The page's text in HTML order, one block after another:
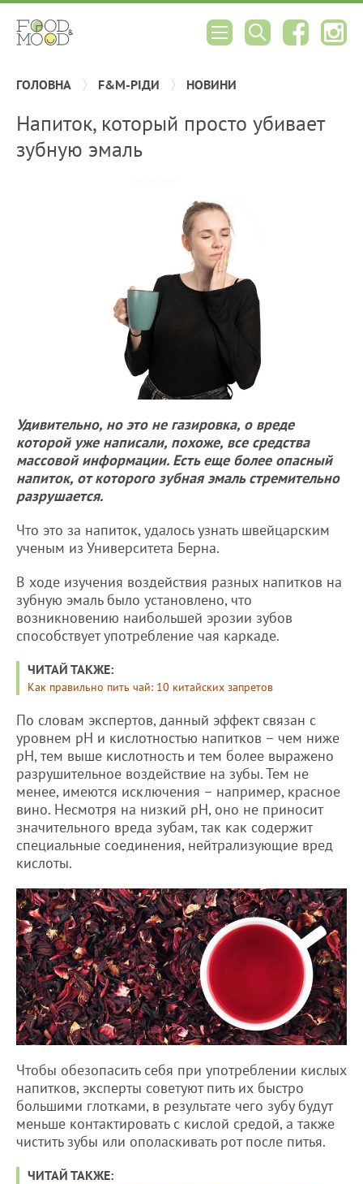
ГОЛОВНА F&M-РІДИ НОВИНИ
Напиток, который просто убивает
зубную эмаль
Удивительно, но это не газировка, о вреде
которой уже написали, похоже, все средства
массовой информации. Есть еще более опасный
напиток, от которого зубная эмаль стремительно
разрушается.
Что это за напиток, удалось узнать швейцарским
ученым из Университета Берна.
В ходе изучения воздействия разных напитков на
зубную эмаль было установлено, что
возникновению наибольшей эрозии зубов
способствует употребление чая каркаде.
ЧИТАЙ ТАКЖЕ:
Как правильно пить чай: 10 китайских запретов
По словам экспертов, данный эффект связан с
уровнем pH и кислотностью напитков – чем ниже
pH, тем выше кислотность и тем более выражено
разрушительное воздействие на зубы. Тем не
менее, имеются исключения – например, красное
вино. Несмотря на низкий pH, оно не приносит
значительного вреда зубам, так как содержит
специальные соединения, нейтрализующие вред
кислоты.
Чтобы обезопасить себя при употреблении кислых
напитков, эксперты советуют пить их быстро
большими глотками, в результате чего зубу будут
меньше контактировать с кислой средой, а также
чистить зубы или ополаскивать рот после питья.
ЧИТАЙ ТАКЖЕ: